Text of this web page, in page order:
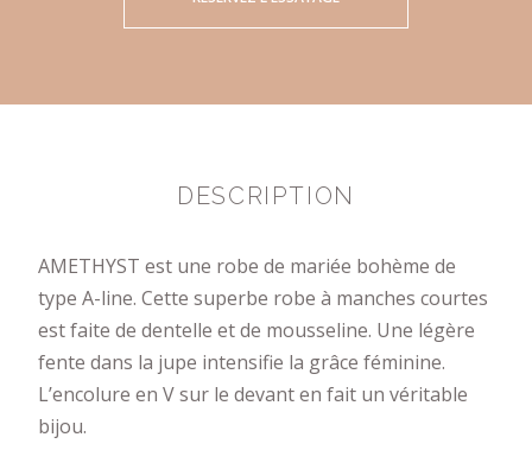
DESCRIPTION
AMETHYST est une robe de mariée bohème de
type A-line. Cette superbe robe à manches courtes
est faite de dentelle et de mousseline. Une légère
fente dans la jupe intensifie la grâce féminine.
L’encolure en V sur le devant en fait un véritable
bijou.